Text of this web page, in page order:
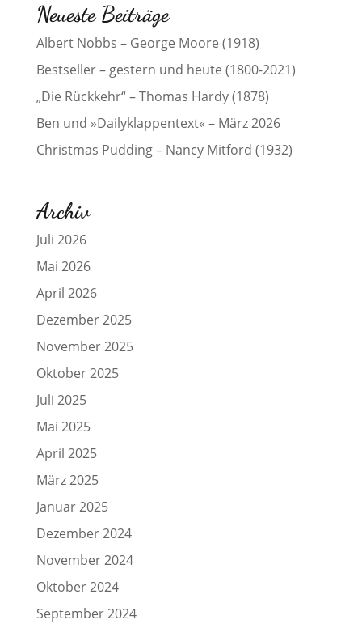
Neueste Beiträge
Albert Nobbs – George Moore (1918)
Bestseller – gestern und heute (1800-2021)
„Die Rückkehr“ – Thomas Hardy (1878)
Ben und »Dailyklappentext« – März 2026
Christmas Pudding – Nancy Mitford (1932)
Archiv
Juli 2026
Mai 2026
April 2026
Dezember 2025
November 2025
Oktober 2025
Juli 2025
Mai 2025
April 2025
März 2025
Januar 2025
Dezember 2024
November 2024
Oktober 2024
September 2024